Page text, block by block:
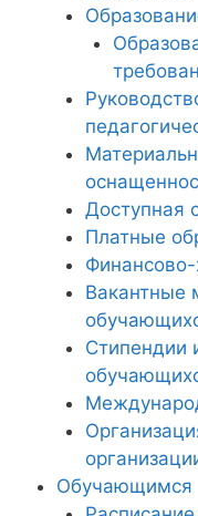
Доступная
Платные
Финансово-
Вакантные
Стипендии
Обучающимся